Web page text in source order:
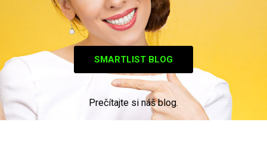
SMARTLIST BLOG
Prečítajte si náš blog.